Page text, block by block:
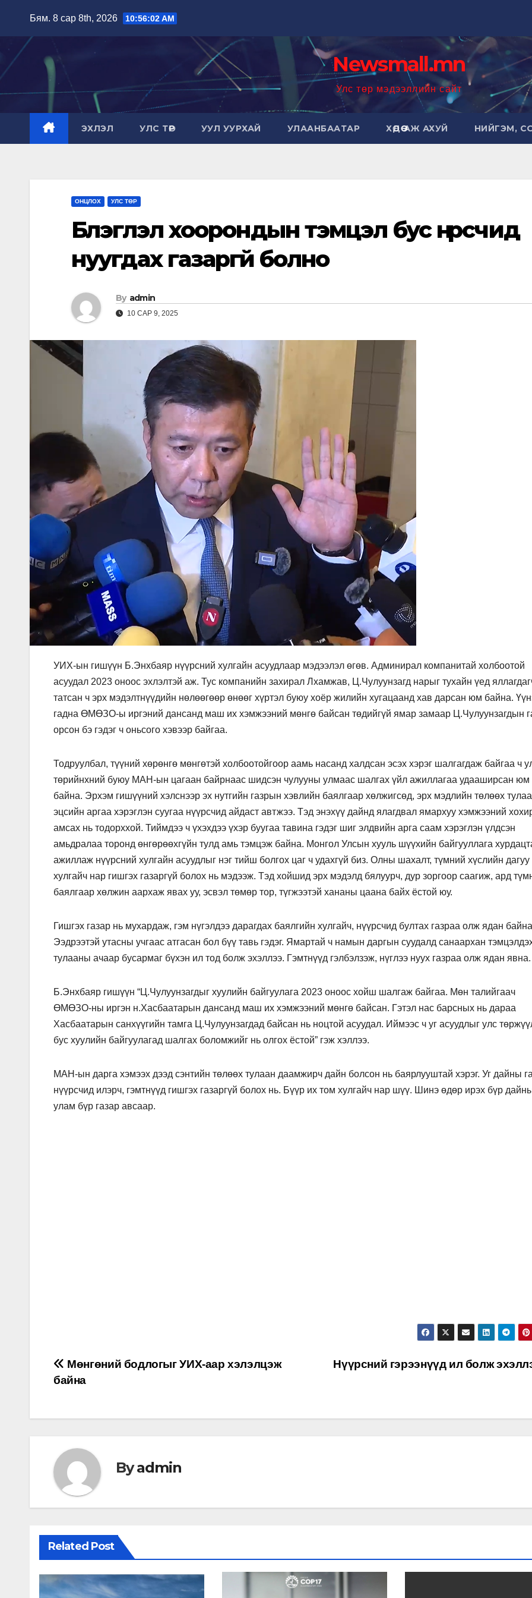
content
Бям. 8 сар 8th, 2026 10:56:03 AM
Newsmall.mn
Улс төр мэдээллийн сайт
ЭХЛЭЛ УЛС ТӨР УУЛ УУРХАЙ УЛААНБААТАР ХӨДӨӨ АЖ АХУЙ НИЙГЭМ,
ОНЦЛОХ УЛС ТӨР
Бүлэглэл хоорондын тэмцэл бус нүүрсчид
нуугдах газаргүй болно
By admin
10 САР 9, 2025
УИХ-ын гишүүн Б.Энхбаяр нүүрсний хулгайн асуудлаар мэдээлэл өгөв. Админирал компанитай холбоотой
асуудал 2023 оноос эхлэлтэй аж. Тус компанийн захирал Лхамжав, Ц.Чулуунзагд нарыг тухайн үед
татсан ч эрх мэдэлтнүүдийн нөлөөгөөр өнөөг хүртэл буюу хоёр жилийн хугацаанд хав дарсан юм байна.
гадна ӨМӨЗО-ы иргэний дансанд маш их хэмжээний мөнгө байсан төдийгүй ямар замаар Ц.Чулуунзагдын
орсон бэ гэдэг ч оньсого хэвээр байгаа.
Тодруулбал, түүний хөрөнгө мөнгөтэй холбоотойгоор аамь насанд халдсан эсэх хэрэг шалгагдаж байгаа ч
төрийнхний буюу МАН-ын цагаан байрнаас шидсэн чулууны улмаас шалгах үйл ажиллагаа удааширсан юм
байна. Эрхэм гишүүний хэлснээр эх нутгийн газрын хэвлийн баялгаар хөлжигсөд, эрх мэдлийн төлөөх
эцсийн аргаа хэрэглэн суугаа нүүрсчид айдаст автжээ. Тэд энэхүү дайнд ялагдвал ямархуу хэмжээний
амсах нь тодорххой. Тиймдээ ч үхэхдээ үхэр буугаа тавина гэдэг шиг элдвийн арга саам хэрэглэн үлдсэн
амьдралаа торонд өнгөрөөхгүйн тулд амь тэмцэж байна. Монгол Улсын хууль шүүхийн байгууллага
ажиллаж нүүрсний хулгайн асуудлыг нэг тийш болгох цаг ч удахгүй биз. Олны шахалт, түмний хүслийн дагуу
хулгайч нар гишгэх газаргүй болох нь мэдээж. Тэд хойшид эрх мэдэлд бялуурч, дур зоргоор саагиж, ард
баялгаар хөлжин аархаж явах уу, эсвэл төмөр тор, түгжээтэй хананы цаана байх ёстой юу.
Гишгэх газар нь мухардаж, гэм нүгэлдээ дарагдах баялгийн хулгайч, нүүрсчид бултах газраа олж ядан
Ээдрээтэй утасны учгаас атгасан бол бүү тавь гэдэг. Ямартай ч намын даргын суудалд санаархан
тулааны ачаар бусармаг бүхэн ил тод болж эхэллээ. Гэмтнүүд гэлбэлзэж, нүглээ нуух газраа олж ядан явна.
Б.Энхбаяр гишүүн “Ц.Чулуунзагдыг хуулийн байгуулага 2023 оноос хойш шалгаж байгаа. Мөн талийгаач
ӨМӨЗО-ны иргэн н.Хасбаатарын дансанд маш их хэмжээний мөнгө байсан. Гэтэл нас барсных нь дараа
Хасбаатарын санхүүгийн тамга Ц.Чулуунзагдад байсан нь ноцтой асуудал. Иймээс ч уг асуудлыг улс
бус хуулийн байгуулагад шалгах боломжийг нь олгох ёстой” гэж хэллээ.
МАН-ын дарга хэмээх дээд сэнтийн төлөөх тулаан даамжирч дайн болсон нь баярлууштай хэрэг. Уг дайны
нүүрсчид илэрч, гэмтнүүд гишгэх газаргүй болох нь. Бүүр их том хулгайч нар шүү. Шинэ өдөр ирэх бүр
улам бүр газар авсаар.
Мэдээний
Нүүрсний гэрээнүүд ил болж
Мөнгөний бодлогыг УИХ-аар хэлэлцэж
байна
Byadmin
Related Post